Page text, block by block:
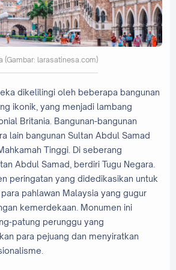
(Gambar: larasatinesa.com)
dikelilingi oleh beberapa bangunan
ikonik, yang menjadi lambang
Britania. Bangunan-bangunan
lain bangunan Sultan Abdul Samad
Tinggi. Di seberang
Abdul Samad, berdiri Tugu Negara.
peringatan yang didedikasikan untuk
pahlawan Malaysia yang gugur
kemerdekaan. Monumen ini
patung perunggu yang
para pejuang dan menyiratkan